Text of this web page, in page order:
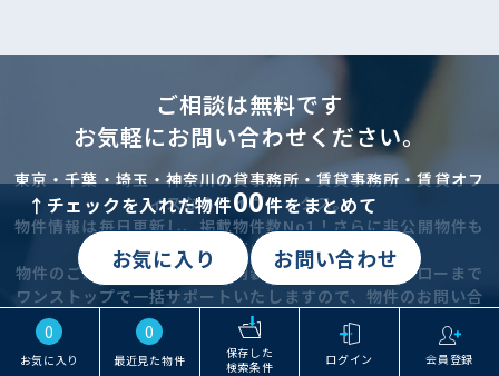
0
お気に入り
0
最近見た物件
保存した
検索条件
ログイン 会員登録
↑チェックを入れた物件00件をまとめて
お気に入り お問い合わせ
ご相談は無料です
お気軽にお問い合わせください。
東京・千葉・埼玉・神奈川の貸事務所・賃貸事務所・賃貸オフ
ィスならライヴェックス。
物件情報は毎日更新し、掲載物件数No1！さらに非公開物件も
多数ございます。
物件のご紹介・移転引越し・内装工事・アフターフォローまで
ワンストップで一括サポートいたしますので、物件のお問い合
わせから移転に関するご相談まで何でもお気軽にお問い合わせ
ください。